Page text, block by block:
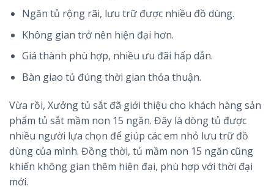
Ngăn tủ rộng rãi, lưu trữ được nhiều đồ dùng.
Không gian trở nên hiện đại hơn.
Giá thành phù hợp, nhiều ưu đãi hấp dẫn.
Bàn giao tủ đúng thời gian thỏa thuận.
Vừa rồi, Xưởng tủ sắt đã giới thiệu cho khách hàng sản
phẩm tủ sắt mầm non 15 ngăn. Đây là dòng tủ được
nhiều người lựa chọn để giúp các em nhỏ lưu trữ đồ
dùng của mình. Đồng thời, tủ mầm non 15 ngăn cũng
khiến không gian thêm hiện đại, phù hợp với thời đại
mới.